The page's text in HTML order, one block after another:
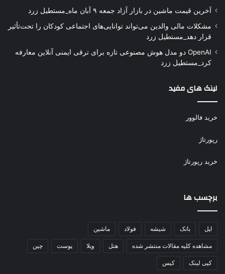
آخرین قیمت ماشین در بازار آزاد جمعه ۹ آبان ماه_مستطیل زرد
مشکلات مالی والدین می‌تواند توانایی‌های اجتماعی کودکان را تحت‌تأثیر
قرار دهد_مستطیل زرد
OpenAI دو مدل هوش مصنوعی تازه برای ترقی ایمنی آنلاین معارفه
کرد_مستطیل زرد
لینک های مفید
خرید فالوور
رپورتاژ
خرید رپورتاژ
برچسب ها
اپل بانک شیشه فولاد ماشین
مشاهده کلیه مقالات منتشر شده هتل ویلا پوست چین
کپی لینک کیس